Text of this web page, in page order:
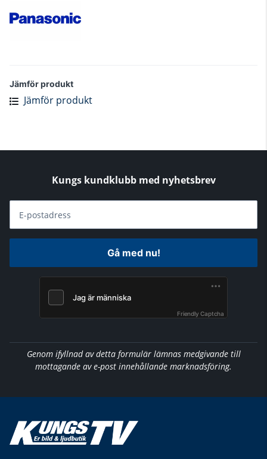
Jämför produkt
Jämför produkt
Kungs kundklubb med nyhetsbrev
E-postadress
Gå med nu!
Friendly Captcha
Genom ifyllnad av detta formulär lämnas medgivande till
mottagande av e-post innehållande marknadsföring.